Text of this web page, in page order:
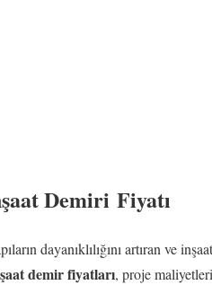
Demiri Fiyatı
dayanıklılığını artıran ve
demir fiyatları, proje